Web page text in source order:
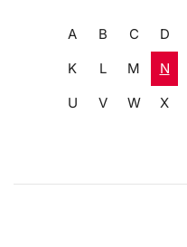
A B C D
K
L M N
U
V W X